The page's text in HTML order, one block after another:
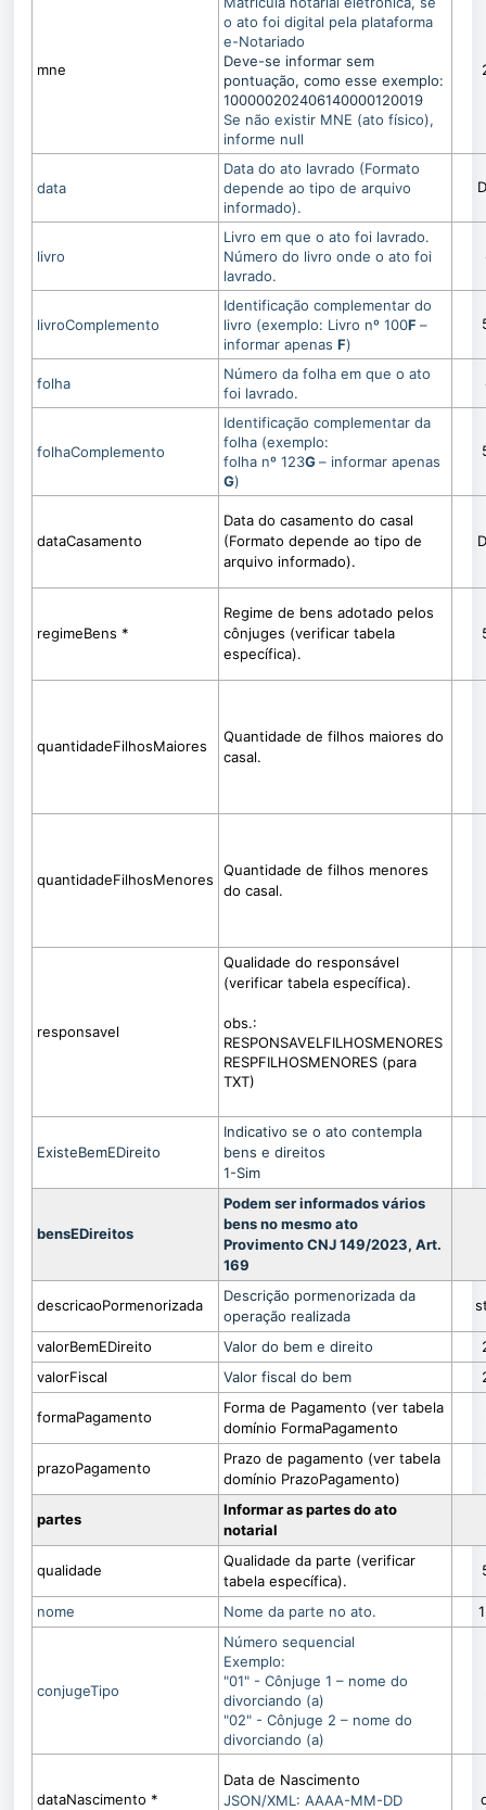
mne
o ato foi digital pela plataforma
e-Notariado
Deve-se informar sem
pontuação, como esse exemplo:
100000202406140000120019
Se não existir MNE (ato físico),
informe null
data
Data do ato lavrado (Formato
depende ao tipo de arquivo
informado).
livro
Livro em que o ato foi lavrado.
Número do livro onde o ato foi
lavrado.
livroComplemento
Identificação complementar do
livro (exemplo: Livro nº 100F –
informar apenas F)
folha
Número da folha em que o ato
foi lavrado.
folhaComplemento
Identificação complementar da
folha (exemplo:
folha nº 123G– informar apenas
G)
dataCasamento
Data do casamento do casal
(Formato depende ao tipo de
arquivo informado).
regimeBens *
Regime de bens adotado pelos
cônjuges (verificar tabela
específica).
quantidadeFilhosMaiores
Quantidade de filhos maiores do
casal.
quantidadeFilhosMenores
Quantidade de filhos menores
do casal.
responsavel
Qualidade do responsável
(verificar tabela específica).
obs.:
RESPONSAVELFILHOSMENORES
RESPFILHOSMENORES (para
TXT)
ExisteBemEDireito
Indicativo se o ato contempla
bens e direitos
1-Sim
bensEDireitos
Podem ser informados vários
bens no mesmo ato
Provimento CNJ 149/2023, Art.
169
descricaoPormenorizada
Descrição pormenorizada da
operação realizada
valorBemEDireito Valor do bem e direito
valorFiscal
Valor fiscal do bem
formaPagamento
Forma de Pagamento (ver tabela
domínio FormaPagamento
prazoPagamento
Prazo de pagamento (ver tabela
domínio PrazoPagamento)
partes
Informar as partes do ato
notarial
qualidade
Qualidade da parte (verificar
tabela específica).
nome Nome da parte no ato.
conjugeTipo
Número sequencial
Exemplo:
"01" - Cônjuge 1 – nome do
divorciando (a)
"02" - Cônjuge 2 – nome do
divorciando (a)
dataNascimento *
Data de Nascimento
JSON/XML: AAAA-MM-DD